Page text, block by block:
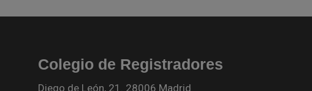
Colegio de Registradores
Diego de León, 21. 28006 Madrid